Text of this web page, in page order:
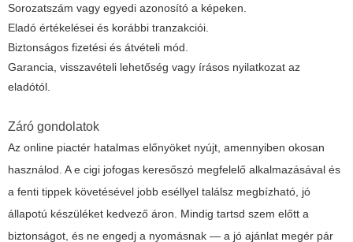
Sorozatszám vagy egyedi azonosító a képeken.
Eladó értékelései és korábbi tranzakciói.
Biztonságos fizetési és átvételi mód.
Garancia, visszavételi lehetőség vagy írásos nyilatkozat az
eladótól.
Záró gondolatok
Az online piactér hatalmas előnyöket nyújt, amennyiben okosan
használod. Ae cigi jofogas keresőszó megfelelő alkalmazásával és
a fenti tippek követésével jobb eséllyel találsz megbízható, jó
állapotú készüléket kedvező áron. Mindig tartsd szem előtt a
biztonságot, és ne engedj a nyomásnak — a jó ajánlat megér pár